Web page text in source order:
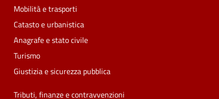
Mobilità e trasporti
Catasto e urbanistica
Anagrafe e stato civile
Turismo
Giustizia e sicurezza pubblica
Tributi, finanze e contravvenzioni